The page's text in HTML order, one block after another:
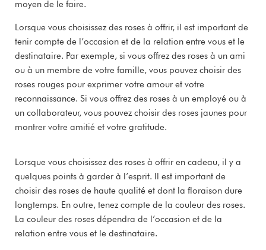
moyen de le faire.
Lorsque vous choisissez des roses à offrir, il est important de
tenir compte de l’occasion et de la relation entre vous et le
destinataire. Par exemple, si vous offrez des roses à un ami
ou à un membre de votre famille, vous pouvez choisir des
roses rouges pour exprimer votre amour et votre
reconnaissance. Si vous offrez des roses à un employé ou à
un collaborateur, vous pouvez choisir des roses jaunes pour
montrer votre amitié et votre gratitude.
Lorsque vous choisissez des roses à offrir en cadeau, il y a
quelques points à garder à l’esprit. Il est important de
choisir des roses de haute qualité et dont la floraison dure
longtemps. En outre, tenez compte de la couleur des roses.
La couleur des roses dépendra de l’occasion et de la
relation entre vous et le destinataire.